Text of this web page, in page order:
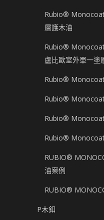
Rubio®
層護木油
Rubio®
盧比歐室外單一塗
Rubio®
Rubio®
Rubio®
Rubio®
RUBIO®
油案例
RUBIO®
P木釦